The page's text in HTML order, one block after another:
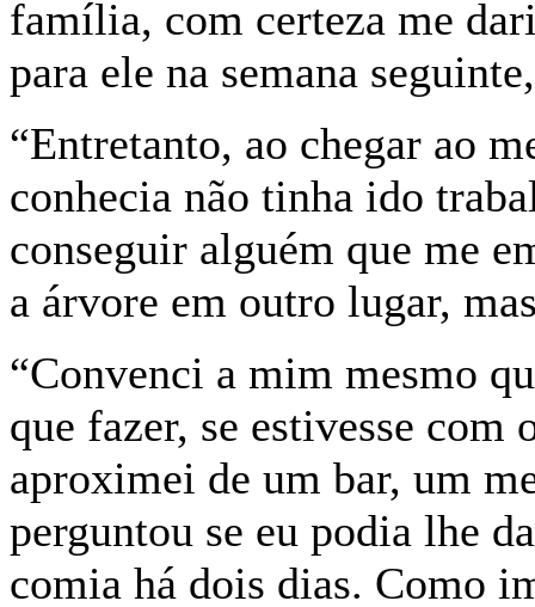
família, com certeza me
para ele na semana
“Entretanto, ao chegar ao
conhecia não tinha ido
conseguir alguém que me
a árvore em outro lugar,
“Convenci a mim mesmo
que fazer, se estivesse com
aproximei de um bar, um
perguntou se eu podia lhe
comia há dois dias. Como